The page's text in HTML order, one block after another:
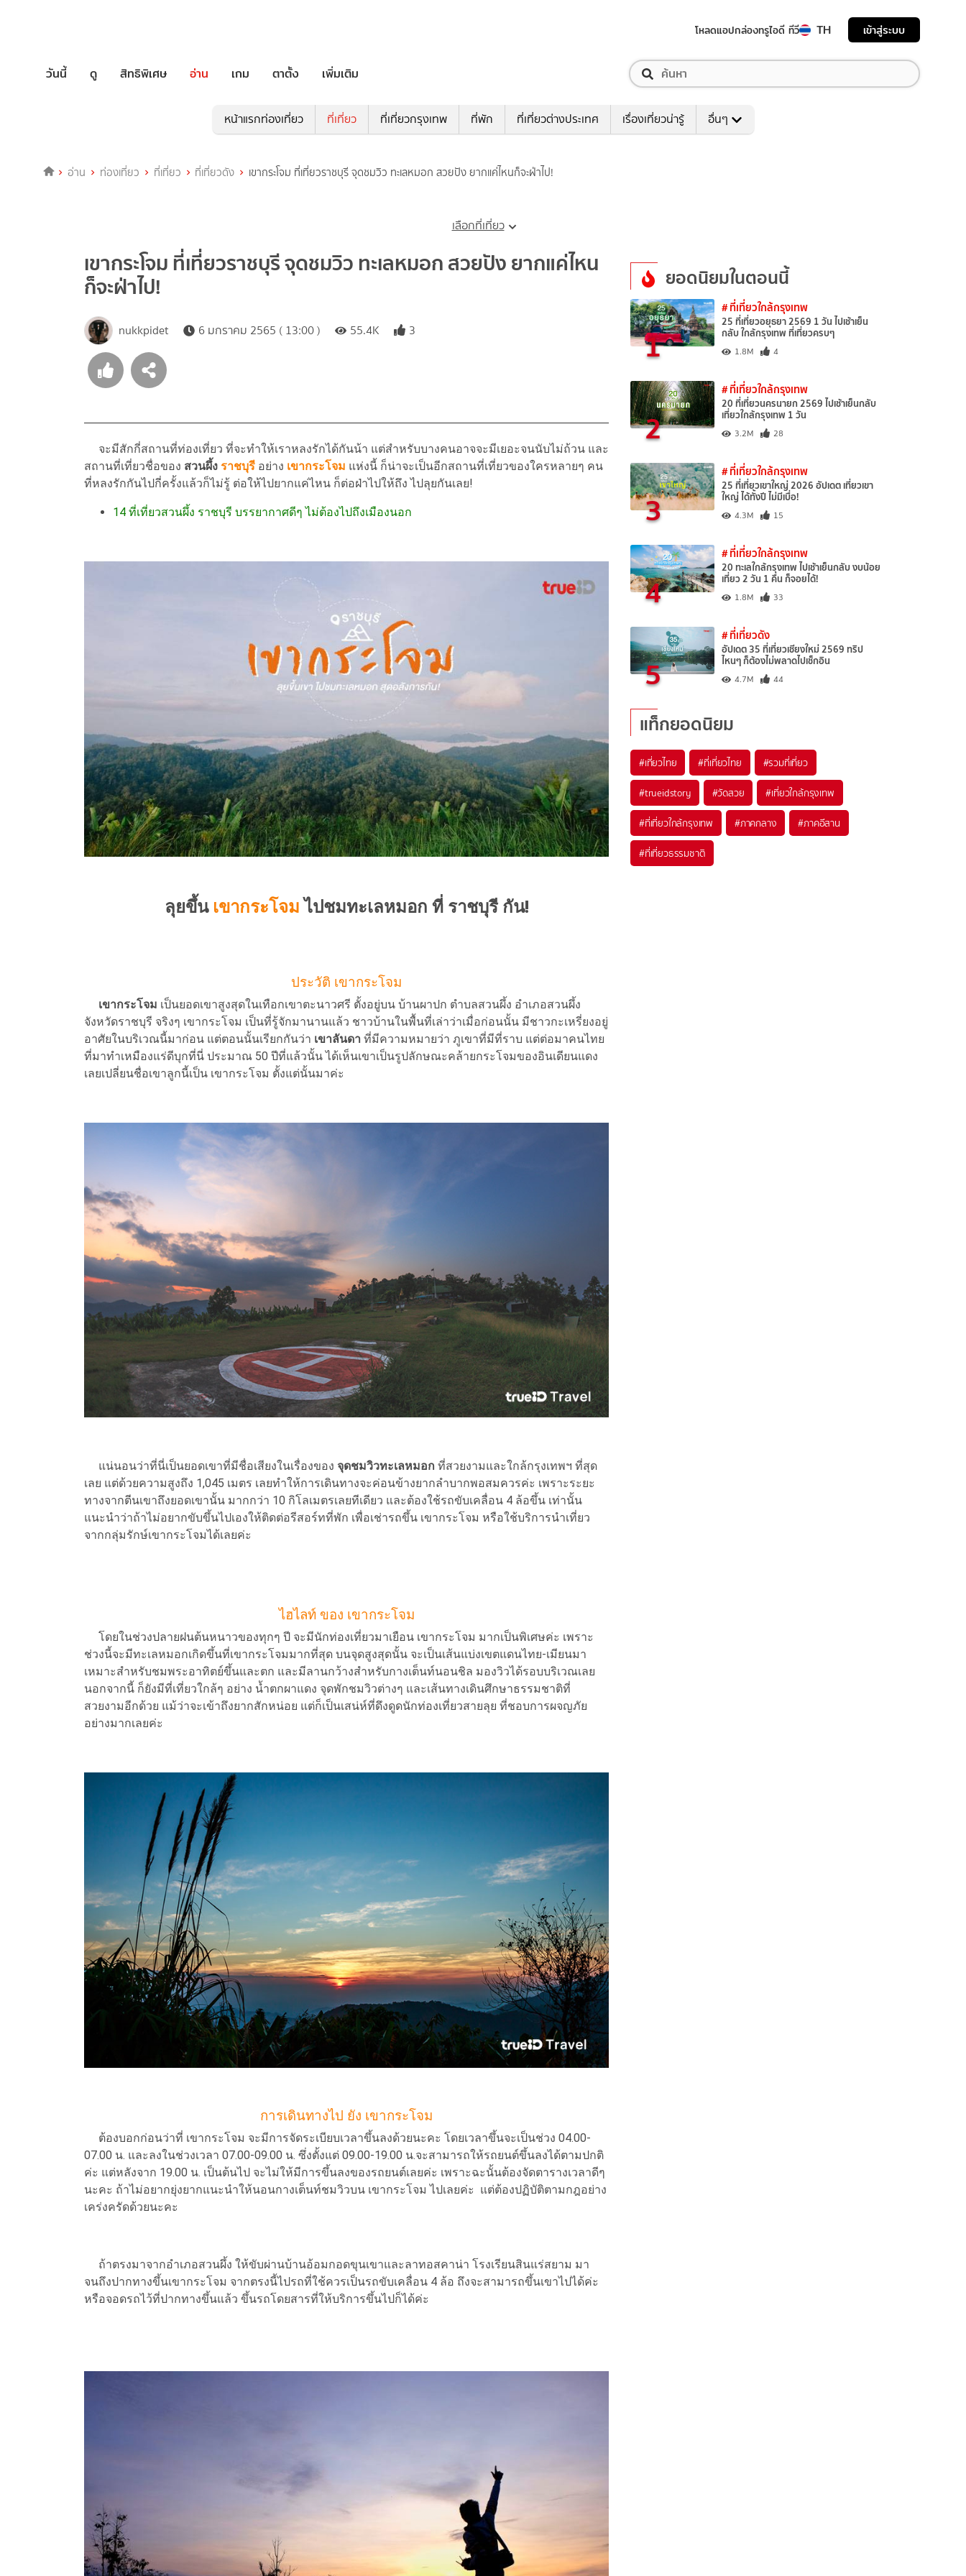
โหลดแอปกล่องทรูไอดี ทีวี TH เข้าสู่ระบบ
วันนี้ ดู สิทธิพิเศษ อ่าน เกม ตาตั้ง เพิ่มเติม
หน้าแรกท่องเที่ยว ที่เที่ยว ที่เที่ยวกรุงเทพ ที่พัก ที่เที่ยวต่างประเทศ เรื่องเที่ยวน่ารู้ อื่นๆ
อ่าน ท่องเที่ยว ที่เที่ยว ที่เที่ยวดัง เขากระโจม ที่เที่ยวราชบุรี จุดชมวิว ทะเลหมอก สวยปัง ยากแค่ไหนก็จะฝ่าไป!
เลือกที่เที่ยว
เขากระโจม ที่เที่ยวราชบุรี จุดชมวิว ทะเลหมอก สวยปัง ยากแค่ไหน
ก็จะฝ่าไป!
nukkpidet 6 มกราคม 2565 ( 13:00 ) 55.4K 3
จะมีสักกี่สถานที่ท่องเที่ยว ที่จะทำให้เราหลงรักได้กันน้า แต่สำหรับบางคนอาจจะมีเยอะจนนับไม่ถ้วน และ
สถานที่เที่ยวชื่อของ สวนผึ้ง ราชบุรี อย่าง เขากระโจม แห่งนี้ ก็น่าจะเป็นอีกสถานที่เที่ยวของใครหลายๆ คน
ที่หลงรักกันไปกี่ครั้งแล้วก็ไม่รู้ ต่อให้ไปยากแค่ไหน ก็ต่อฝ่าไปให้ถึง ไปลุยกันเลย!
14 ที่เที่ยวสวนผึ้ง ราชบุรี บรรยากาศดีๆ ไม่ต้องไปถึงเมืองนอก
ลุยขึ้น เขากระโจม ไปชมทะเลหมอก ที่ ราชบุรี กัน!
ประวัติ เขากระโจม
เขากระโจม เป็นยอดเขาสูงสุดในเทือกเขาตะนาวศรี ตั้งอยู่บน บ้านผาปก ตำบลสวนผึ้ง อำเภอสวนผึ้ง
จังหวัดราชบุรี จริงๆ เขากระโจม เป็นที่รู้จักมานานแล้ว ชาวบ้านในพื้นที่เล่าว่าเมื่อก่อนนั้น มีชาวกะเหรี่ยงอยู่
อาศัยในบริเวณนี้มาก่อน แต่ตอนนั้นเรียกกันว่า เขาลันดา ที่มีความหมายว่า ภูเขาที่มีที่ราบ แต่ต่อมาคนไทย
ที่มาทำเหมืองแร่ดีบุกที่นี่ ประมาณ 50 ปีที่แล้วนั้น ได้เห็นเขาเป็นรูปลักษณะคล้ายกระโจมของอินเดียนแดง
เลยเปลี่ยนชื่อเขาลูกนี้เป็น เขากระโจม ตั้งแต่นั้นมาค่ะ
แน่นอนว่าที่นี่เป็นยอดเขาที่มีชื่อเสียงในเรื่องของ จุดชมวิวทะเลหมอก ที่สวยงามและใกล้กรุงเทพฯ ที่สุด
เลย แต่ด้วยความสูงถึง 1,045 เมตร เลยทำให้การเดินทางจะค่อนข้างยากลำบากพอสมควรค่ะ เพราะระยะ
ทางจากตีนเขาถึงยอดเขานั้น มากกว่า 10 กิโลเมตรเลยทีเดียว และต้องใช้รถขับเคลื่อน 4 ล้อขึ้น เท่านั้น
แนะนำว่าถ้าไม่อยากขับขึ้นไปเองให้ติดต่อรีสอร์ทที่พัก เพื่อเช่ารถขึ้น เขากระโจม หรือใช้บริการนำเที่ยว
จากกลุ่มรักษ์เขากระโจมได้เลยค่ะ
ไฮไลท์ ของ เขากระโจม
โดยในช่วงปลายฝนต้นหนาวของทุกๆ ปี จะมีนักท่องเที่ยวมาเยือน เขากระโจม มากเป็นพิเศษค่ะ เพราะ
ช่วงนี้จะมีทะเลหมอกเกิดขึ้นที่เขากระโจมมากที่สุด บนจุดสูงสุดนั้น จะเป็นเส้นแบ่งเขตแดนไทย-เมียนมา
เหมาะสำหรับชมพระอาทิตย์ขึ้นและตก และมีลานกว้างสำหรับกางเต็นท์นอนชิล มองวิวได้รอบบริเวณเลย
นอกจากนี้ ก็ยังมีที่เที่ยวใกล้ๆ อย่าง น้ำตกผาแดง จุดพักชมวิวต่างๆ และเส้นทางเดินศึกษาธรรมชาติที่
สวยงามอีกด้วย แม้ว่าจะเข้าถึงยากสักหน่อย แต่ก็เป็นเสน่ห์ที่ดึงดูดนักท่องเที่ยวสายลุย ที่ชอบการผจญภัย
อย่างมากเลยค่ะ
การเดินทางไป ยัง เขากระโจม
ต้องบอกก่อนว่าที่ เขากระโจม จะมีการจัดระเบียบเวลาขึ้นลงด้วยนะคะ โดยเวลาขึ้นจะเป็นช่วง 04.00-
07.00 น. และลงในช่วงเวลา 07.00-09.00 น. ซึ่งตั้งแต่ 09.00-19.00 น.จะสามารถให้รถยนต์ขึ้นลงได้ตามปกติ
ค่ะ แต่หลังจาก 19.00 น. เป็นต้นไป จะไม่ให้มีการขึ้นลงของรถยนต์เลยค่ะ เพราะฉะนั้นต้องจัดตารางเวลาดีๆ
นะคะ ถ้าไม่อยากยุ่งยากแนะนำให้นอนกางเต็นท์ชมวิวบน เขากระโจม ไปเลยค่ะ แต่ต้องปฏิบัติตามกฎอย่าง
เคร่งครัดด้วยนะคะ
ถ้าตรงมาจากอำเภอสวนผึ้ง ให้ขับผ่านบ้านอ้อมกอดขุนเขาและลาทอสคาน่า โรงเรียนสินแร่สยาม มา
จนถึงปากทางขึ้นเขากระโจม จากตรงนี้ไปรถที่ใช้ควรเป็นรถขับเคลื่อน 4 ล้อ ถึงจะสามารถขึ้นเขาไปได้ค่ะ
หรือจอดรถไว้ที่ปากทางขึ้นแล้ว ขึ้นรถโดยสารที่ให้บริการขึ้นไปก็ได้ค่ะ
ยอดนิยมในตอนนี้
1
# ที่เที่ยวใกล้กรุงเทพ
25 ที่เที่ยวอยุธยา 2569 1 วัน ไปเช้าเย็น
กลับ ใกล้กรุงเทพ ที่เที่ยวครบๆ
1.8M 4
2
# ที่เที่ยวใกล้กรุงเทพ
20 ที่เที่ยวนครนายก 2569 ไปเช้าเย็นกลับ
เที่ยวใกล้กรุงเทพ 1 วัน
3.2M 28
3
# ที่เที่ยวใกล้กรุงเทพ
25 ที่เที่ยวเขาใหญ่ 2026 อัปเดต เที่ยวเขา
ใหญ่ ได้ทั้งปี ไม่มีเบื่อ!
4.3M 15
4
# ที่เที่ยวใกล้กรุงเทพ
20 ทะเลใกล้กรุงเทพ ไปเช้าเย็นกลับ งบน้อย
เที่ยว 2 วัน 1 คืน ก็จอยได้!
1.8M 33
5
# ที่เที่ยวดัง
อัปเดต 35 ที่เที่ยวเชียงใหม่ 2569 ทริป
ไหนๆ ก็ต้องไม่พลาดไปเช็กอิน
4.7M 44
แท็กยอดนิยม
#เที่ยวไทย #ที่เที่ยวไทย #รวมที่เที่ยว
#trueidstory #วัดสวย #เที่ยวใกล้กรุงเทพ
#ที่เที่ยวใกล้กรุงเทพ #ภาคกลาง #ภาคอีสาน
#ที่เที่ยวธรรมชาติ